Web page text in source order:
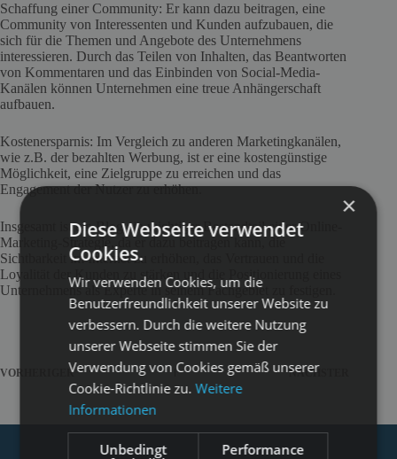
Schaffung einer Community: Er kann dazu beitragen, eine
Community von Interessenten und Kunden aufzubauen, die
sich für die Themen und Angebote des Unternehmens
interessieren. Durch das Teilen von Inhalten, das Beantworten
von Kommentaren und das Einbinden von Social-Media-
Kanälen können Unternehmen eine treue Anhängerschaft
aufbauen.
Kostenersparnis: Im Vergleich zu anderen Marketingkanälen,
wie z.B. der bezahlten Werbung, ist er eine kostengünstige
Möglichkeit, eine Zielgruppe zu erreichen und das
Engagement der Nutzer zu erhöhen.
Insgesamt ist ein Blog ein wichtiger Bestandteil einer Online-
Marketing-Strategie, da er dazu beitragen kann, die
Sichtbarkeit im Internet zu erhöhen, das Vertrauen und die
Loyalität der Kunden zu stärken und die Positionierung eines
Unternehmens als Experte in seinem Fachgebiet zu festigen.
VORHERIGER NÄCHSTER
×
Diese Webseite verwendet
Cookies.
Wir verwenden Cookies, um die
Benutzerfreundlichkeit unserer Website zu
verbessern. Durch die weitere Nutzung
unserer Webseite stimmen Sie der
Verwendung von Cookies gemäß unserer
Cookie-Richtlinie zu.Weitere
Informationen
Unbedingt
Performance